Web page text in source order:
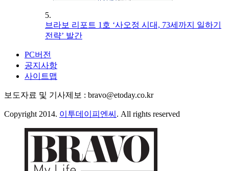
5.
브라보 리포트 1호 ‘사오정 시대, 73세까지 일하기
전략’ 발간
PC버전
공지사항
사이트맵
보도자료 및 기사제보 : bravo@etoday.co.kr
Copyright 2014. 이투데이피엔씨 . All rights reserved